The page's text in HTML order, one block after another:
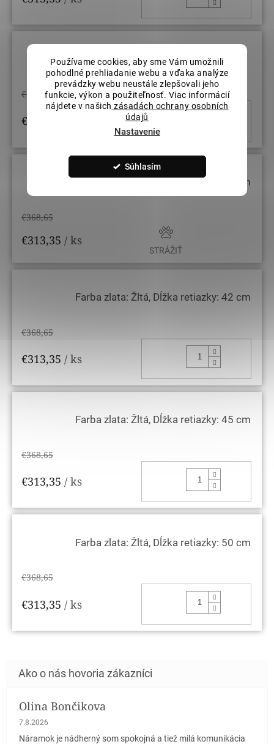
Používame cookies, aby sme Vám umožnili
pohodlné prehliadanie webu a vďaka analýze
prevádzky webu neustále zlepšovali jeho
funkcie, výkon a použiteľnosť. Viac informácií
nájdete v našich zásadách ochrany osobních
údajů
Nastavenie
Súhlasím
cm
€368,65
€313,35
Farba zlata: Žltá, Dĺžka retiazky: 40 cm
€368,65
€313,35 / ks
STRÁŽIŤ
Farba zlata: Žltá, Dĺžka retiazky: 42 cm
€368,65
€313,35 / ks
Farba zlata: Žltá, Dĺžka retiazky: 45 cm
€368,65
€313,35 / ks
Farba zlata: Žltá, Dĺžka retiazky: 50 cm
€368,65
€313,35 / ks
Olina Bončikova
Hodnotenie obchodu je 5 z 5 hviezdičiek.
7.8.2026
Náramok je nádherný som spokojná a tiež milá komunikácia